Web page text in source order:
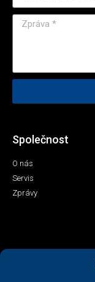
Společnost
O nás
Servis
Zprávy